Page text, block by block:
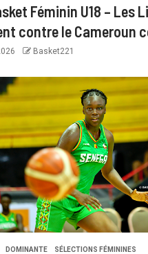
Féminin U18 – Les
contre le Cameroun
Basket221
DOMINANTE
SÉLECTIONS FÉMININES